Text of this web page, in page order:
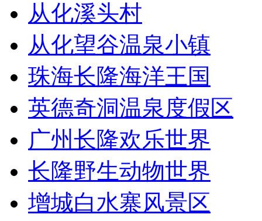
从化溪头村
从化望谷温泉小镇
珠海长隆海洋王国
英德奇洞温泉度假区
广州长隆欢乐世界
长隆野生动物世界
增城白水寨风景区